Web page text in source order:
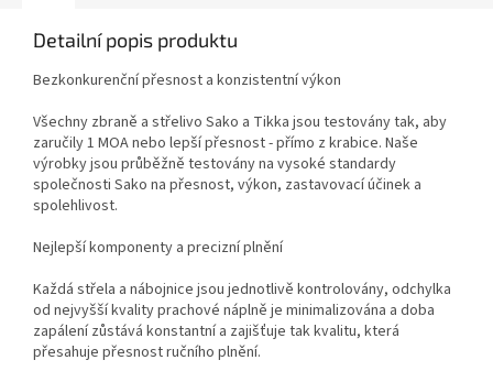
Detailní popis produktu
Bezkonkurenční přesnost a konzistentní výkon
Všechny zbraně a střelivo Sako a Tikka jsou testovány tak, aby
zaručily 1 MOA nebo lepší přesnost - přímo z krabice. Naše
výrobky jsou průběžně testovány na vysoké standardy
společnosti Sako na přesnost, výkon, zastavovací účinek a
spolehlivost.
Nejlepší komponenty a precizní plnění
Každá střela a nábojnice jsou jednotlivě kontrolovány, odchylka
od nejvyšší kvality prachové náplně je minimalizována a doba
zapálení zůstává konstantní a zajišťuje tak kvalitu, která
přesahuje přesnost ručního plnění.